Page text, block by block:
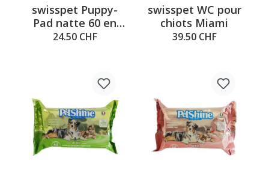
swisspet Puppy-
Pad natte 60 en
silicone
24.50 CHF
swisspet WC pour
chiots Miami
39.50 CHF